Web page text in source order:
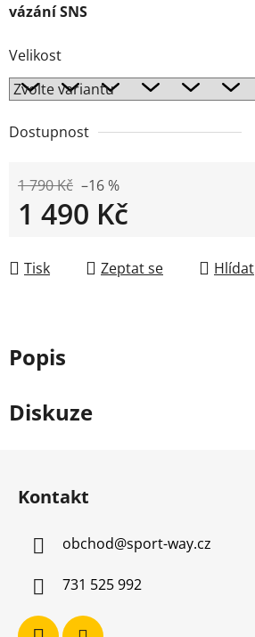
vázání SNS
Velikost
Dostupnost
1 790 Kč –16 %
1 490 Kč
Tisk
Zeptat se Hlídat
Popis
Diskuze
Kontakt
obchod@sport-way.cz
731 525 992